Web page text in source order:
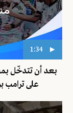
1:34
بعد أن تتدخّل
على ترامب